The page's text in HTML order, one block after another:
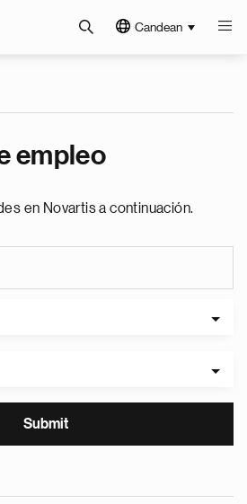
Candean
empleo
en Novartis a continuación.